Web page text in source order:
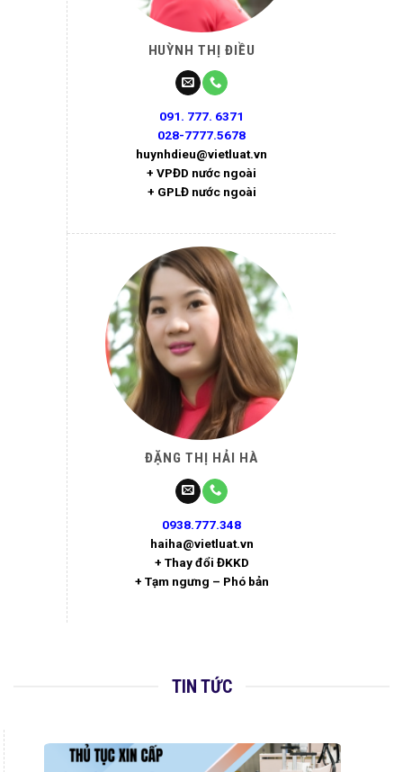
HUỲNH THỊ ĐIỀU
091. 777. 6371
028-7777.5678
huynhdieu@vietluat.vn
+ VPĐD nước ngoài
+ GPLĐ nước ngoài
ĐẶNG THỊ HẢI HÀ
0938.777.348
haiha@vietluat.vn
+ Thay đổi ĐKKD
+ Tạm ngưng – Phó bản
TIN TỨC